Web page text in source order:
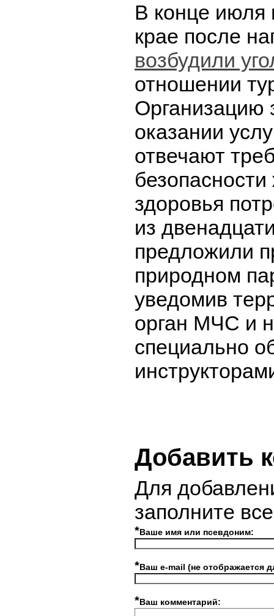
В конце июля
крае после
возбудили
отношении
Организацию
оказании
отвечают
здоровья
из
предложили
природном
уведомив
орган МЧС и
специально
Добавить
Для
заполните
*Ваше имя или псевдоним:
*Ваш e-mail (не отображается
*Ваш комментарий: